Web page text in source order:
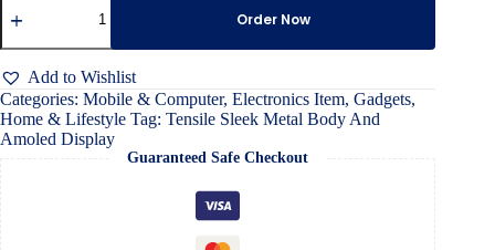
Sleek
Body
And
Amoled
Display
quantity
Order Now
Add to Wishlist
Categories: Mobile & Computer, Electronics Item, Gadgets,
Home & Lifestyle Tag: Tensile Sleek Metal Body And
Amoled Display
Guaranteed Safe Checkout